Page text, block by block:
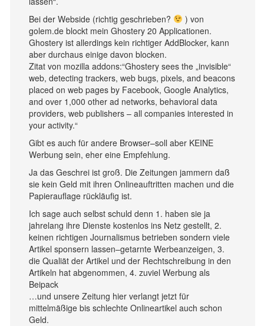
Bei der Webside (richtig geschrieben?
) von
golem.de blockt mein Ghostery 20 Applicationen.
Ghostery ist allerdings kein richtiger AddBlocker, kann
aber durchaus einige davon blocken.
Zitat von mozilla addons:“Ghostery sees the „invisible“
web, detecting trackers, web bugs, pixels, and beacons
placed on web pages by Facebook, Google Analytics,
and over 1,000 other ad networks, behavioral data
providers, web publishers – all companies interested in
your activity.“
Gibt es auch für andere Browser–soll aber KEINE
Werbung sein, eher eine Empfehlung.
Ja das Geschrei ist groß. Die Zeitungen jammern daß
sie kein Geld mit ihren Onlineauftritten machen und die
Papierauflage rückläufig ist.
Ich sage auch selbst schuld denn 1. haben sie ja
jahrelang ihre Dienste kostenlos ins Netz gestellt, 2.
keinen richtigen Journalismus betrieben sondern viele
Artikel sponsern lassen–getarnte Werbeanzeigen, 3.
die Qualiät der Artikel und der Rechtschreibung in den
Artikeln hat abgenommen, 4. zuviel Werbung als
Beipack
…und unsere Zeitung hier verlangt jetzt für
mittelmäßige bis schlechte Onlineartikel auch schon
Geld.